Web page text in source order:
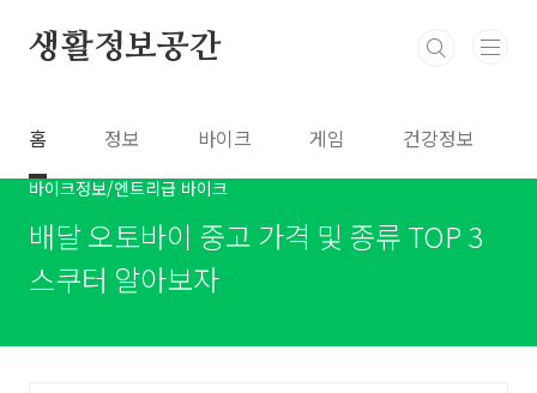
생활정보공간
홈 정보 바이크 게임 건강정보
바이크정보/엔트리급 바이크
배달 오토바이 중고 가격 및 종류 TOP 3
스쿠터 알아보자